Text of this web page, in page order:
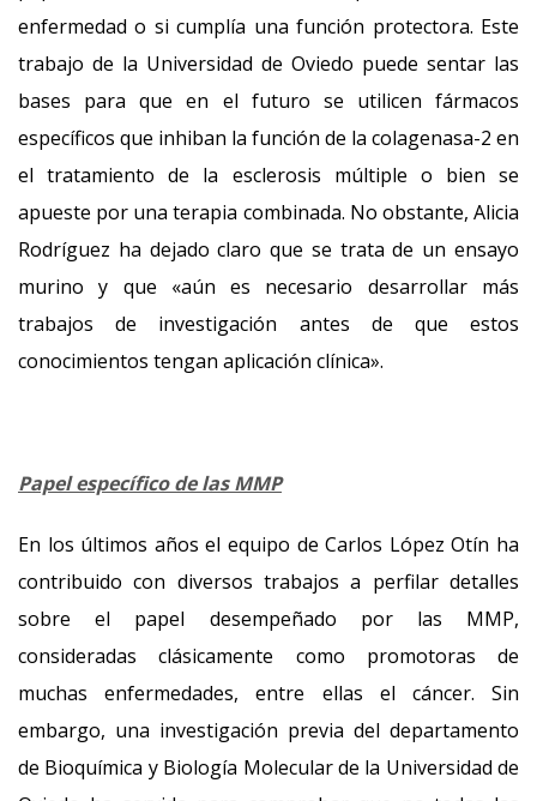
enfermedad o si cumplía una función protectora. Este
trabajo de la Universidad de Oviedo puede sentar las
bases para que en el futuro se utilicen fármacos
específicos que inhiban la función de la colagenasa-2 en
el tratamiento de la esclerosis múltiple o bien se
apueste por una terapia combinada. No obstante, Alicia
Rodríguez ha dejado claro que se trata de un ensayo
murino y que «aún es necesario desarrollar más
trabajos de investigación antes de que estos
conocimientos tengan aplicación clínica».
Papel específico de las MMP
En los últimos años el equipo de Carlos López Otín ha
contribuido con diversos trabajos a perfilar detalles
sobre el papel desempeñado por las MMP,
consideradas clásicamente como promotoras de
muchas enfermedades, entre ellas el cáncer. Sin
embargo, una investigación previa del departamento
de Bioquímica y Biología Molecular de la Universidad de